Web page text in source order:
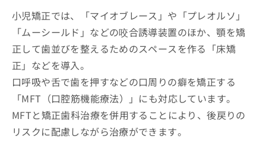
小児矯正では、「マイオブレース」や「プレオルソ」
「ムーシールド」などの咬合誘導装置のほか、顎を矯
正して歯並びを整えるためのスペースを作る「床矯
正」などを導入。
口呼吸や舌で歯を押すなどの口周りの癖を矯正する
「MFT（口腔筋機能療法）」にも対応しています。
MFTと矯正歯科治療を併用することにより、後戻りの
リスクに配慮しながら治療ができます。